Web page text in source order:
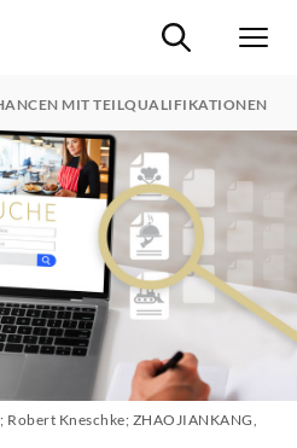
Suche ein-/
MIT TEILQUALIFIKATIONEN
Kneschke; ZHAOJIANKANG,